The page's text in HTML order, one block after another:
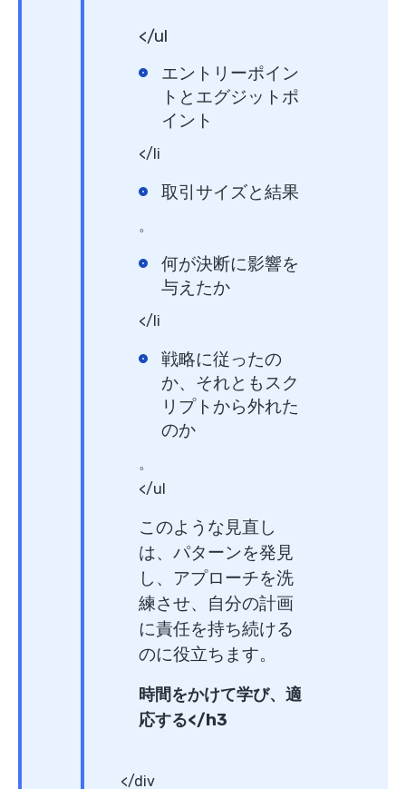
</ul
エントリーポイン
トとエグジットポ
イント
</li
取引サイズと結果
。
何が決断に影響を
与えたか
</li
戦略に従ったの
か、それともスク
リプトから外れた
のか
。
</ul
このような見直し
は、パターンを発見
し、アプローチを洗
練させ、自分の計画
に責任を持ち続ける
のに役立ちます。
時間をかけて学び、適
応する</h3
</div